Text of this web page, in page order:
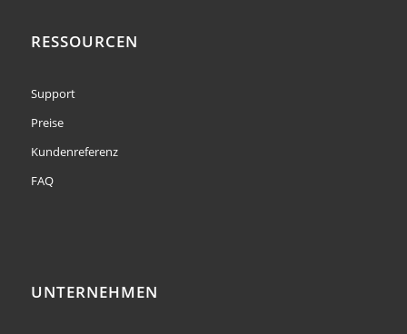
RESSOURCEN
Support
Preise
Kundenreferenz
FAQ
UNTERNEHMEN